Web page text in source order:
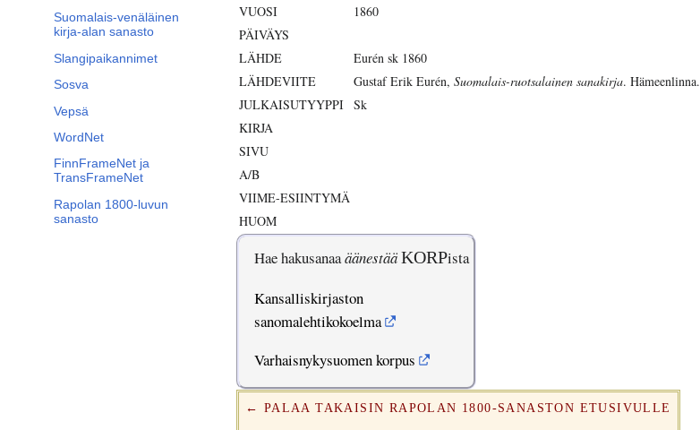
Suomalais-venäläinen
kirja-alan sanasto
Slangipaikannimet
Sosva
Vepsä
WordNet
FinnFrameNet ja
TransFrameNet
Rapolan 1800-luvun
sanasto
VUOSI
1860
PÄIVÄYS
LÄHDE
Eurén sk 1860
LÄHDEVIITE
Gustaf Erik Eurén, Suomalais-ruotsalainen sanakirja. Hämeenlinna.
JULKAISUTYYPPI Sk
KIRJA
SIVU
A/B
VIIME-ESIINTYMÄ
HUOM
Hae hakusanaaäänestääKORPista
Kansalliskirjaston
sanomalehtikokoelma
Varhaisnykysuomen korpus
← PALAA TAKAISIN RAPOLAN 1800-SANASTON ETUSIVULLE